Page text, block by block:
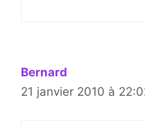
Bernard
21 janvier 2010 à